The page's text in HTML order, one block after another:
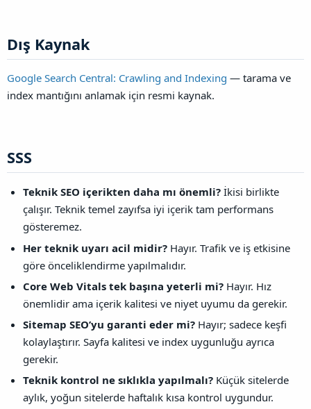
Dış Kaynak​
Google Search Central: Crawling and Indexing — tarama ve
index mantığını anlamak için resmi kaynak.
SSS​
Teknik SEO içerikten daha mı önemli? İkisi birlikte
çalışır. Teknik temel zayıfsa iyi içerik tam performans
gösteremez.
Her teknik uyarı acil midir? Hayır. Trafik ve iş etkisine
göre önceliklendirme yapılmalıdır.
Core Web Vitals tek başına yeterli mi? Hayır. Hız
önemlidir ama içerik kalitesi ve niyet uyumu da gerekir.
Sitemap SEO’yu garanti eder mi? Hayır; sadece keşfi
kolaylaştırır. Sayfa kalitesi ve index uygunluğu ayrıca
gerekir.
Teknik kontrol ne sıklıkla yapılmalı? Küçük sitelerde
aylık, yoğun sitelerde haftalık kısa kontrol uygundur.